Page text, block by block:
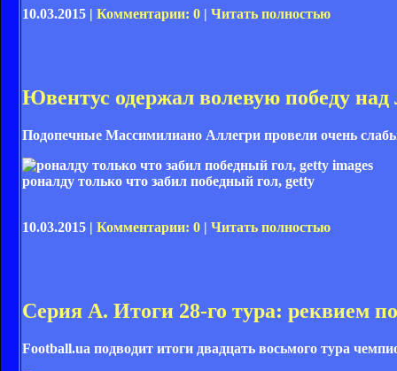
10.03.2015 | Комментарии: 0 | Читать полностью
Ювентус одержал волевую победу
Подопечные Массимилиано Аллегри провели очень
роналду только что забил победный гол, getty
10.03.2015 | Комментарии: 0 | Читать полностью
Серия А. Итоги 28-го тура: реквием
Football.ua подводит итоги двадцать восьмого тура